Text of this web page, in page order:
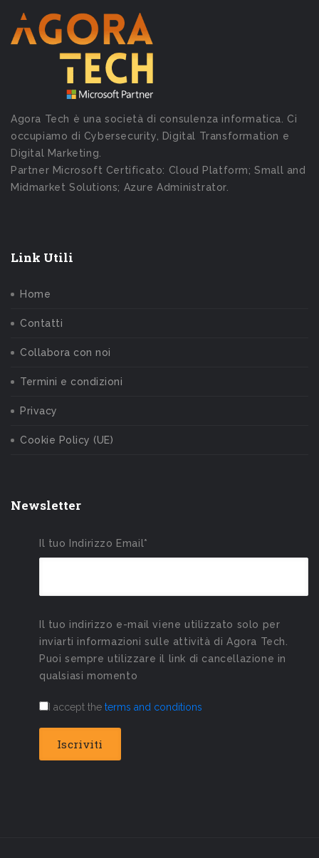
Agora Tech è una società di consulenza informatica. Ci
occupiamo di Cybersecurity, Digital Transformation e
Digital Marketing.
Partner Microsoft Certificato: Cloud Platform; Small and
Midmarket Solutions; Azure Administrator.
Link Utili
Home
Contatti
Collabora con noi
Termini e condizioni
Privacy
Cookie Policy (UE)
Newsletter
Il tuo Indirizzo Email*
Il tuo indirizzo e-mail viene utilizzato solo per
inviarti informazioni sulle attività di Agora Tech.
Puoi sempre utilizzare il link di cancellazione in
qualsiasi momento
I accept the terms and conditions